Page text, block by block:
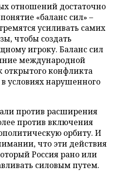
отношений достаточно
«баланс сил» –
усиливать самих
чтобы создать
игроку. Баланс сил
международной
открытого конфликта
условиях нарушенного
против расширения
против включения
орбиту. И
что эти действия
Россия рано или
силовым путем.